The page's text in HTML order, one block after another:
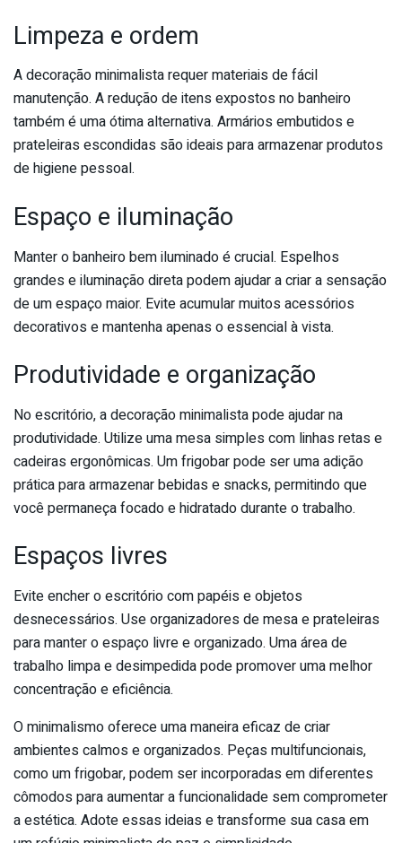
Limpeza e ordem
A decoração minimalista requer materiais de fácil
manutenção. A redução de itens expostos no banheiro
também é uma ótima alternativa. Armários embutidos e
prateleiras escondidas são ideais para armazenar produtos
de higiene pessoal.
Espaço e iluminação
Manter o banheiro bem iluminado é crucial. Espelhos
grandes e iluminação direta podem ajudar a criar a sensação
de um espaço maior. Evite acumular muitos acessórios
decorativos e mantenha apenas o essencial à vista.
Produtividade e organização
No escritório, a decoração minimalista pode ajudar na
produtividade. Utilize uma mesa simples com linhas retas e
cadeiras ergonômicas. Um frigobar pode ser uma adição
prática para armazenar bebidas e snacks, permitindo que
você permaneça focado e hidratado durante o trabalho.
Espaços livres
Evite encher o escritório com papéis e objetos
desnecessários. Use organizadores de mesa e prateleiras
para manter o espaço livre e organizado. Uma área de
trabalho limpa e desimpedida pode promover uma melhor
concentração e eficiência.
O minimalismo oferece uma maneira eficaz de criar
ambientes calmos e organizados. Peças multifuncionais,
como um frigobar, podem ser incorporadas em diferentes
cômodos para aumentar a funcionalidade sem comprometer
a estética. Adote essas ideias e transforme sua casa em